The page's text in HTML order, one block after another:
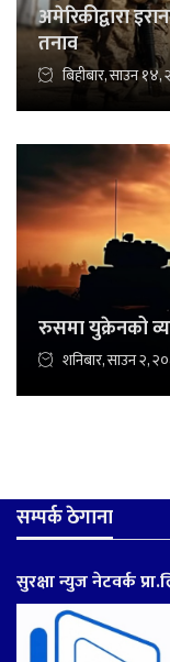
अमेरिकीद्वारा
तनाव
बिहीबार, साउन १४,
रुसमा युक्रेनको
शनिबार, साउन २,
सम्पर्क ठेगाना
सुरक्षा न्युज नेटवर्क